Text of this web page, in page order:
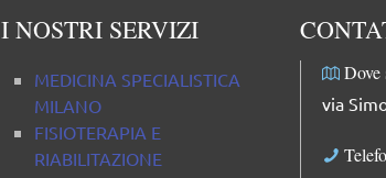
I NOSTRI SERVIZI
MEDICINA SPECIALISTICA
MILANO
FISIOTERAPIA E
RIABILITAZIONE
Dove
via